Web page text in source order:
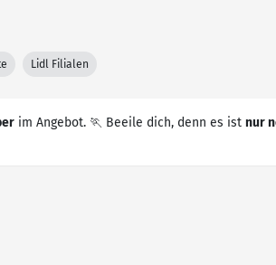
Lidl Filialen
im Angebot. 🏃 Beeile dich, denn es ist nur